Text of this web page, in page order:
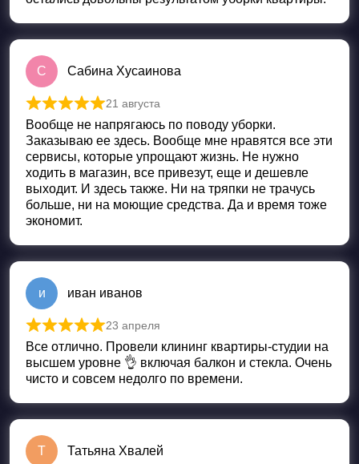
С Сабина Хусаинова
Оценка из 5
21 августа
Вообще не напрягаюсь по поводу уборки.
Заказываю ее здесь. Вообще мне нравятся все эти
сервисы, которые упрощают жизнь. Не нужно
ходить в магазин, все привезут, еще и дешевле
выходит. И здесь также. Ни на тряпки не трачусь
больше, ни на моющие средства. Да и время тоже
экономит.
и иван иванов
Оценка из 5
23 апреля
Все отлично. Провели клининг квартиры-студии на
высшем уровне 👌 включая балкон и стекла. Очень
чисто и совсем недолго по времени.
Т Татьяна Хвалей